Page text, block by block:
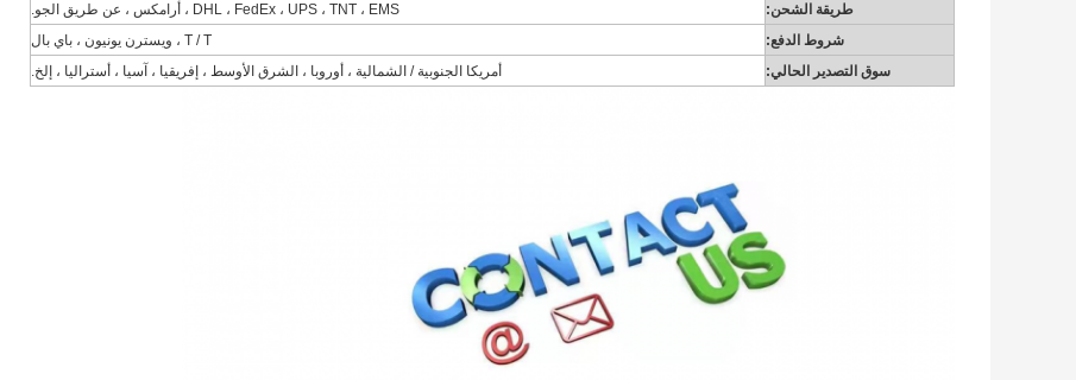
طريقة الشحن:
DHL ، FedEx ، UPS ، TNT ، EMS ، أرامكس ، عن طريق الجو.
شروط الدفع:
T / T ، ويسترن يونيون ، باي بال
سوق التصدير الحالي:
أمريكا الجنوبية / الشمالية ، أوروبا ، الشرق الأوسط ، إفريقيا ، آسيا ، أستراليا ، إلخ.